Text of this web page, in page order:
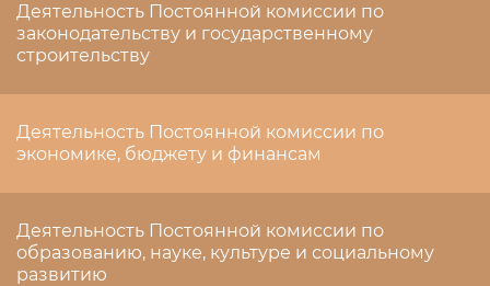
Деятельность Постоянной комиссии по
законодательству и государственному
строительству
Деятельность Постоянной комиссии по
экономике, бюджету и финансам
Деятельность Постоянной комиссии по
образованию, науке, культуре и социальному
развитию